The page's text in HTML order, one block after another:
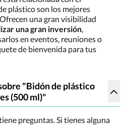
plástico son los mejores
una gran visibilidad
una gran inversión,
en eventos, reuniones o
de bienvenida para tus
"Bidón de plástico
(500 ml)"
preguntas. Si tienes alguna